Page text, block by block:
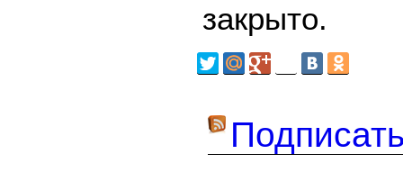
закрыто.